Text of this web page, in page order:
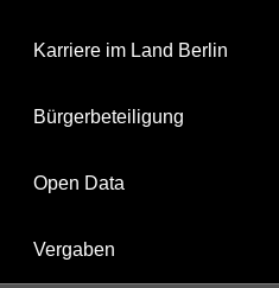
Karriere im Land Berlin
Bürgerbeteiligung
Open Data
Vergaben